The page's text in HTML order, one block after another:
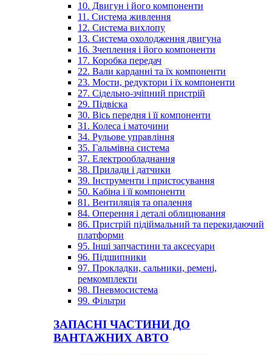
10. Двигун і його компоненти
11. Система живлення
12. Система вихлопу
13. Система охолодження двигуна
16. Зчеплення і його компоненти
17. Коробка передач
22. Вали карданні та їх компоненти
23. Мости, редуктори і їх компоненти
27. Сідельно-зчіпний пристрій
29. Підвіска
30. Вісь передня і її компоненти
31. Колеса і маточини
34. Рульове управління
35. Гальмівна система
37. Електрообладнання
38. Прилади і датчики
39. Інструменти і пристосування
50. Кабіна і її компоненти
81. Вентиляція та опалення
84. Оперення і деталі облицювання
86. Пристрій підіймальний та перекидаючий
платформи
95. Інші запчастини та аксесуари
96. Підшипники
97. Прокладки, сальники, ремені,
ремкомплекти
98. Пневмосистема
99. Фільтри
ЗАПАСНІ ЧАСТИНИ ДО
ВАНТАЖНИХ АВТО